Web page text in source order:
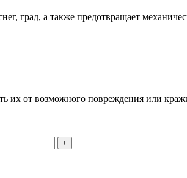
град, а также предотвращает
их от возможного повреждения или